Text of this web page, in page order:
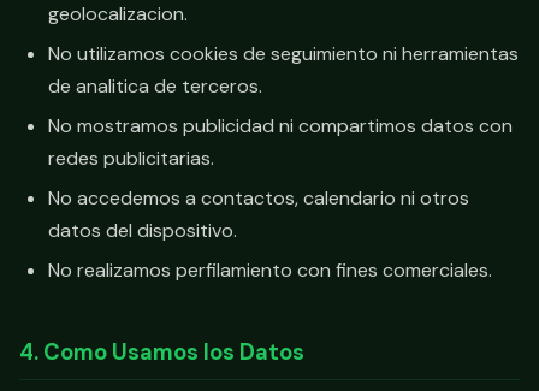
geolocalizacion.
No utilizamos cookies de seguimiento ni herramientas
de analitica de terceros.
No mostramos publicidad ni compartimos datos con
redes publicitarias.
No accedemos a contactos, calendario ni otros
datos del dispositivo.
No realizamos perfilamiento con fines comerciales.
4. Como Usamos los Datos